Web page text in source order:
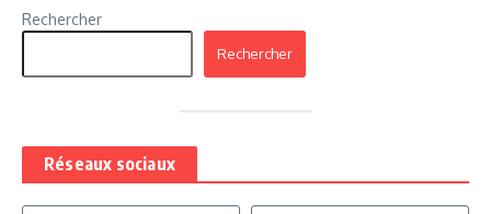
Rechercher
Rechercher
Réseaux sociaux